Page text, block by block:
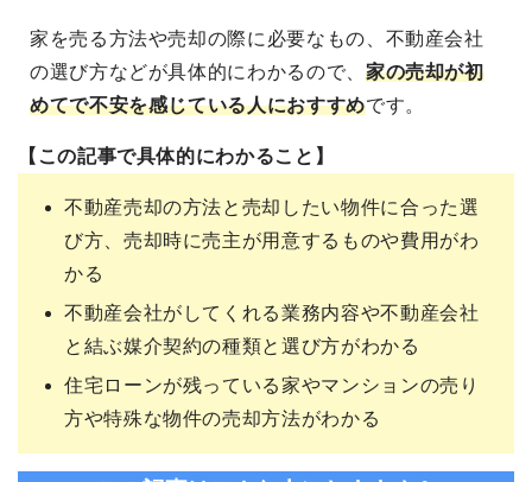
家を売る方法や売却の際に必要なもの、不動産会社
の選び方などが具体的にわかるので、 家の売却が初
めてで不安を感じている人におすすめです。
【この記事で具体的にわかること】
不動産売却の方法と売却したい物件に合った選
び方、売却時に売主が用意するものや費用がわ
かる
不動産会社がしてくれる業務内容や不動産会社
と結ぶ媒介契約の種類と選び方がわかる
住宅ローンが残っている家やマンションの売り
方や特殊な物件の売却方法がわかる